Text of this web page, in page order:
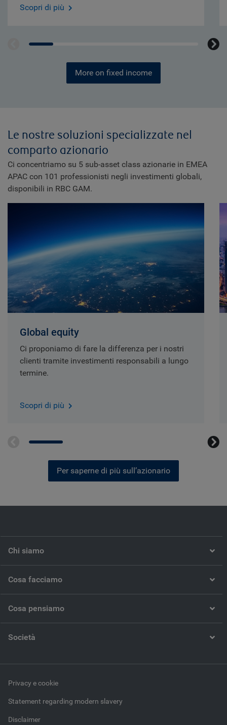
Scopri di più
More on fixed income
Le nostre soluzioni specializzate nel
comparto azionario
Ci concentriamo su 5 sub-asset class azionarie in EMEA
APAC con 101 professionisti negli investimenti globali,
disponibili in RBC GAM.
Global equity
Ci proponiamo di fare la differenza per i nostri
clienti tramite investimenti responsabili a lungo
termine.
Scopri di più
Per saperne di più sull’azionario
Chi siamo
Cosa facciamo
Cosa pensiamo
Società
Privacy e cookie
Statement regarding modern slavery
Disclaimer